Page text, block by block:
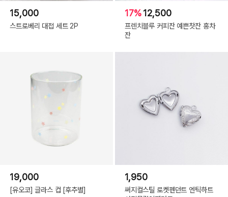
15,000
스트로베리 대접 세트 2P
17%12,500
프렌치블루 커피잔 예쁜찻잔 홍차
잔
19,000
[유오코] 글라스 컵 [후추별]
1,950
써지컬스틸 로켓펜던트 엔틱하트